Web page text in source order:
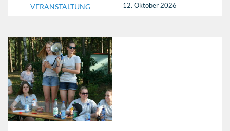
VERANSTALTUNG 12. Oktober 2026